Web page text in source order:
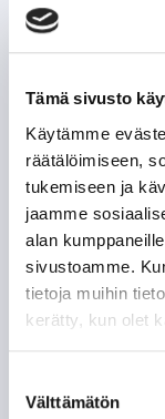
Tämä sivusto
Käytämme
räätälöimiseen,
tukemiseen ja
jaamme
alan
sivustoamme.
tietoja muihin
kerätty, kun olet
valinta
Välttämätön